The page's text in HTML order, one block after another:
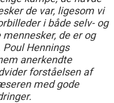
de var, ligesom vi
i både selv- og
de er og
Hennings
anerkendte
forståelsen af
med gode